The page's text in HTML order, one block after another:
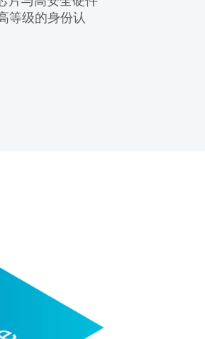
等级的身份认